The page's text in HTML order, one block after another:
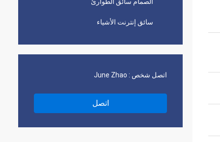
سائق إنترنت الأشياء
اتصل شخص : June Zhao
اتصل